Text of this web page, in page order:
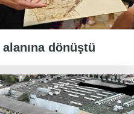
dönüştü